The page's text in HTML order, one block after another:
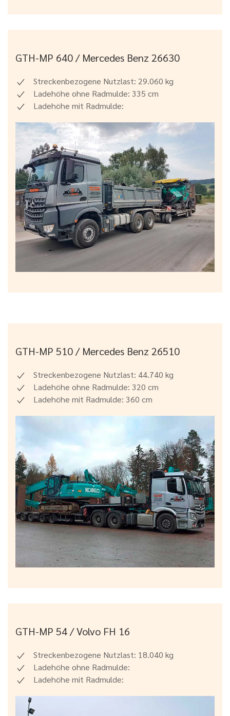
GTH-MP 640 / Mercedes Benz 26630
Streckenbezogene Nutzlast: 29.060 kg
Ladehöhe ohne Radmulde: 335 cm
Ladehöhe mit Radmulde:
GTH-MP 510 / Mercedes Benz 26510
Streckenbezogene Nutzlast: 44.740 kg
Ladehöhe ohne Radmulde: 320 cm
Ladehöhe mit Radmulde: 360 cm
GTH-MP 54 / Volvo FH 16
Streckenbezogene Nutzlast: 18.040 kg
Ladehöhe ohne Radmulde:
Ladehöhe mit Radmulde: